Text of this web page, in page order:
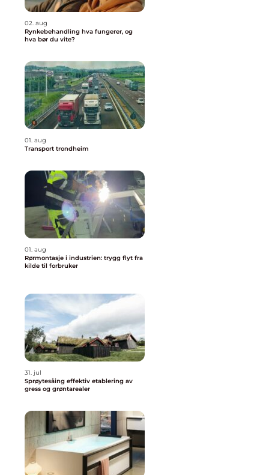
02. aug
Rynkebehandling hva fungerer, og
hva bør du vite?
01. aug
Transport trondheim
01. aug
Rørmontasje i industrien: trygg flyt fra
kilde til forbruker
31. jul
Sprøytesåing effektiv etablering av
gress og grøntarealer